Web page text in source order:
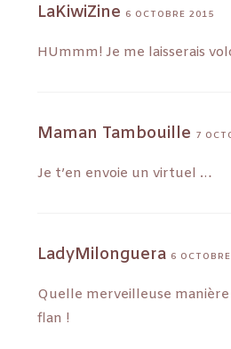
LaKiwiZine 6 OCTOBRE 2015
HUmmm! Je me laisserais
Maman Tambouille 7
Je t’en envoie un virtuel …
LadyMilonguera 6
Quelle merveilleuse
flan !